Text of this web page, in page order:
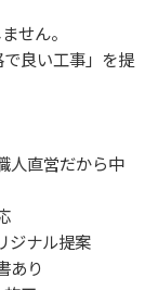
せん。
良い工事」を提
人直営だから中
ジナル提案
あり